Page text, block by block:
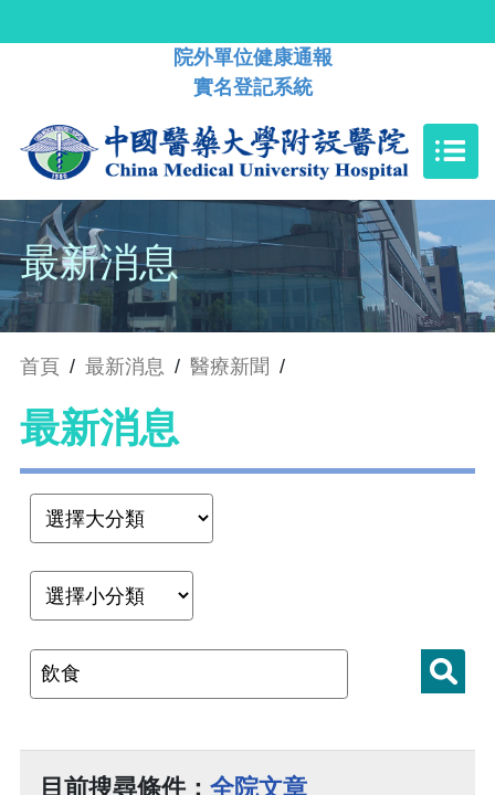
院外單位健康通報
實名登記系統
最新消息
首頁 / 最新消息 / 醫療新聞 /
最新消息
目前搜尋條件： 全院文章